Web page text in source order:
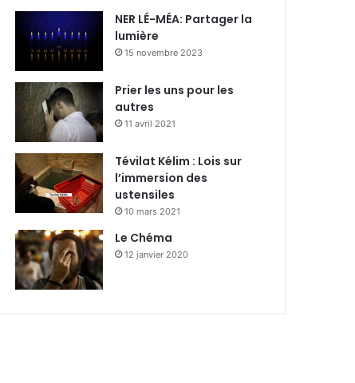
NER LÉ-MÉA: Partager la
lumière
15 novembre 2023
Prier les uns pour les
autres
11 avril 2021
Tévilat Kélim : Lois sur
l’immersion des
ustensiles
10 mars 2021
Le Chéma
12 janvier 2020